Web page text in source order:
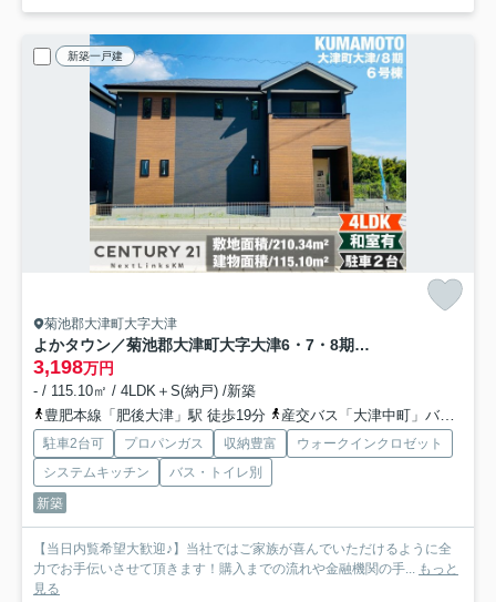
新築一戸建
菊池郡大津町大字大津
よかタウン／菊池郡大津町大字大津6・7・8期／6号棟
3,198万円
- / 115.10㎡ / 4LDK＋S(納戸) /新築
豊肥本線「肥後大津」駅 徒歩19分
産交バス「大津中町」バス停下車 徒歩5分
駐車2台可 プロパンガス 収納豊富
ウォークインクロゼット
システムキッチン
バス・トイレ別
新築
【当日内覧希望大歓迎♪】当社ではご家族が喜んでいただけるように全
力でお手伝いさせて頂きます！購入までの流れや金融機関の手...
もっと
見る